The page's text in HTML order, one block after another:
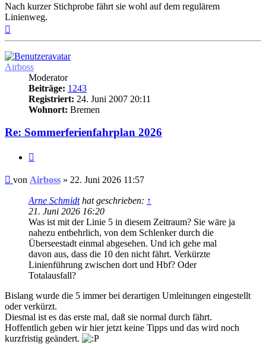
Nach kurzer Stichprobe fährt sie wohl auf dem regulärem
Linienweg.
Airboss
Moderator
Beiträge: 1243
Registriert: 24. Juni 2007 20:11
Wohnort: Bremen
Re: Sommerferienfahrplan 2026
Ungelesener
von Airboss » 22. Juni 2026 11:57
Arne Schmidthat geschrieben: ↑
21. Juni 2026 16:20
Was ist mit der Linie 5 in diesem Zeitraum? Sie wäre ja
nahezu entbehrlich, von dem Schlenker durch die
Überseestadt einmal abgesehen. Und ich gehe mal
davon aus, dass die 10 den nicht fährt. Verkürzte
Linienführung zwischen dort und Hbf? Oder
Totalausfall?
Bislang wurde die 5 immer bei derartigen Umleitungen eingestellt
oder verkürzt.
Diesmal ist es das erste mal, daß sie normal durch fährt.
Hoffentlich geben wir hier jetzt keine Tipps und das wird noch
kurzfristig geändert.